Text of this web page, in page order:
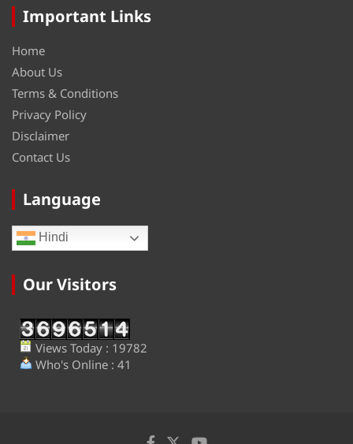
Important Links
Home
About Us
Terms & Conditions
Privacy Policy
Disclaimer
Contact Us
Language
Hindi
Our Visitors
Views Today : 19782
Who's Online : 41